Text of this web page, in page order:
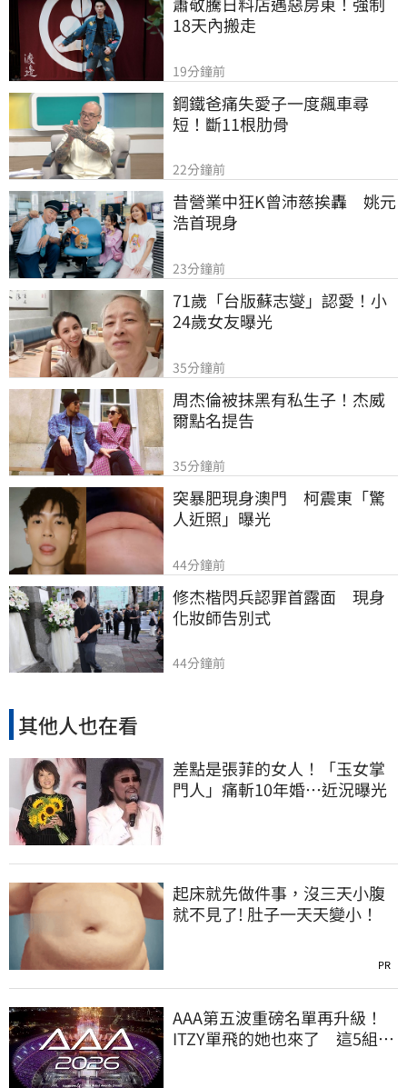
18天內搬走
19分鐘前
鋼鐵爸痛失愛子一度飆車尋
短！斷11根肋骨
22分鐘前
昔營業中狂K曾沛慈挨轟　姚元
浩首現身
23分鐘前
71歲「台版蘇志燮」認愛！小
24歲女友曝光
35分鐘前
周杰倫被抹黑有私生子！杰威
爾點名提告
35分鐘前
突暴肥現身澳門　柯震東「驚
人近照」曝光
44分鐘前
修杰楷閃兵認罪首露面　現身
化妝師告別式
44分鐘前
其他人也在看
差點是張菲的女人！「玉女掌
門人」痛斬10年婚…近況曝光
起床就先做件事，沒三天小腹
就不見了! 肚子一天天變小！
PR
AAA第五波重磅名單再升級！
ITZY單飛的她也來了 這5組巨